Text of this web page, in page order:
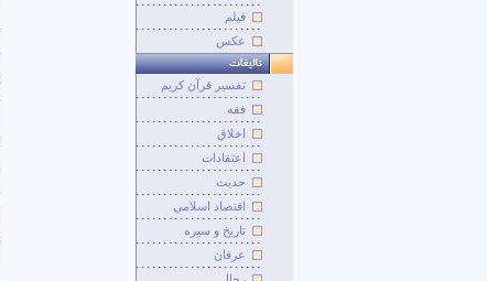
فيلم
عکس
تفسير قرآن کريم
فقه
اخلاق
اعتقادات
حديث
اقتصاد اسلامي
تاريخ و سيره
عرفان